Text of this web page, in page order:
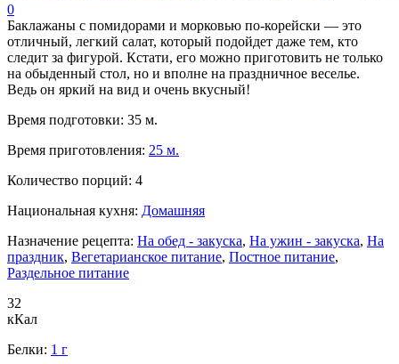
0
Баклажаны с помидорами и морковью по-корейски — это
отличный, легкий салат, который подойдет даже тем, кто
следит за фигурой. Кстати, его можно приготовить не только
на обыденный стол, но и вполне на праздничное веселье.
Ведь он яркий на вид и очень вкусный!
Время подготовки: 35 м.
Время приготовления: 25 м.
Количество порций: 4
Национальная кухня: Домашняя
Назначение рецепта: На обед - закуска, На ужин - закуска, На
праздник, Вегетарианское питание, Постное питание,
Раздельное питание
32
кКал
Белки: 1 г